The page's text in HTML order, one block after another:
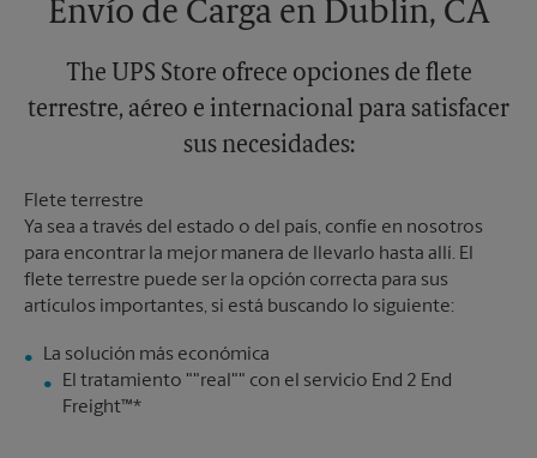
Envío de Carga en Dublin, CA
The UPS Store ofrece opciones de flete
terrestre, aéreo e internacional para satisfacer
sus necesidades:
Flete terrestre
Ya sea a través del estado o del país, confíe en nosotros
para encontrar la mejor manera de llevarlo hasta allí. El
flete terrestre puede ser la opción correcta para sus
artículos importantes, si está buscando lo siguiente:
El tratamiento ""real"" con el servicio End 2 End
Freight™*